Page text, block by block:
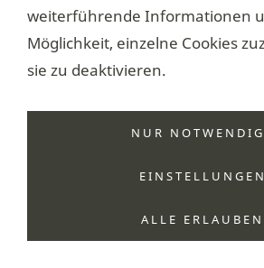
weiterführende Informationen
Möglichkeit, einzelne Cookies
sie zu deaktivieren.
NUR
EINSTELLUNGEN
ALLE ERLAUBEN